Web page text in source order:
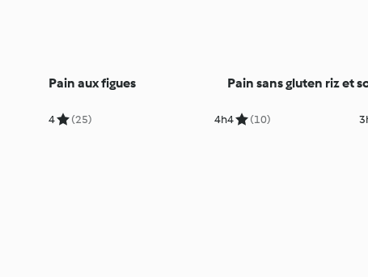
Pain aux figues
4 (25) 4h
Pain sans gluten riz et
4 (10)